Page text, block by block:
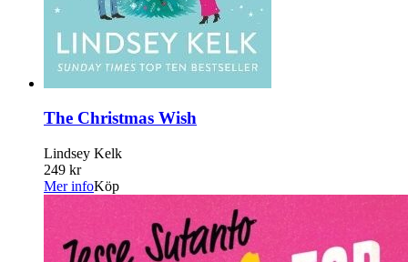
The Christmas Wish
Lindsey Kelk
249 kr
Mer infoKöp